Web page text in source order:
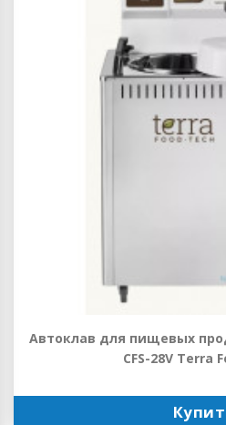
Автоклав для пищевых
CFS-28V Terra